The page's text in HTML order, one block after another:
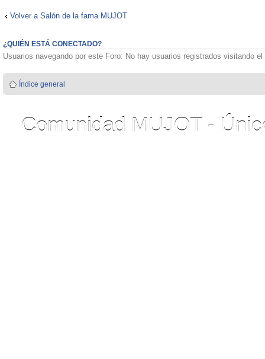
Volver a Salón de la fama MUJOT
¿QUIÉN ESTÁ CONECTADO?
Usuarios navegando por este Foro: No hay usuarios registrados visitando
Índice general
Comunidad MUJOT -